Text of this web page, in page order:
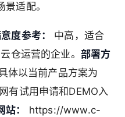
适配。
度参考：
中高，适合
仓运营的企业。 部署方
体以当前产品方案为
有试用申请和DEMO入
站：
https://www.c-